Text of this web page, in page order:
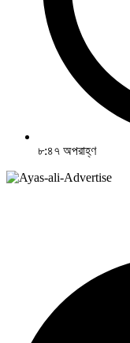
৮:৪৭ অপরাহ্ণ